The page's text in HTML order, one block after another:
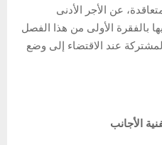
عن الأجر الأدنى
بالفقرة الأولى من هذا الفصل
عند الاقتضاء إلى وضع
الأجانب